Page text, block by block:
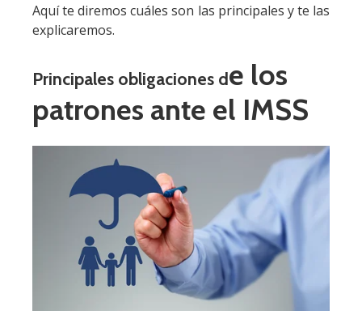
Aquí te diremos cuáles son las principales y te las
explicaremos.
Principales obligaciones de los
patrones ante el IMSS